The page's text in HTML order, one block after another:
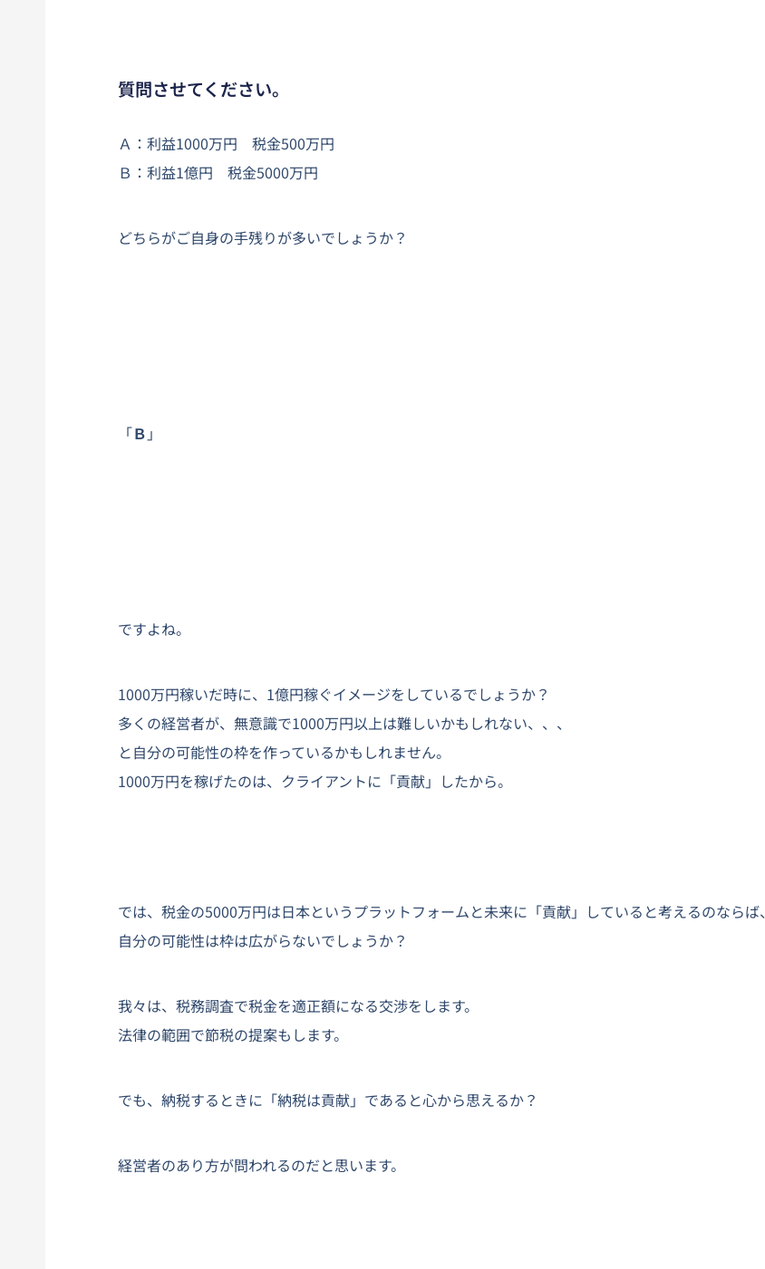
質問させてください。
Ａ：利益1000万円 税金500万円
Ｂ：利益1億円 税金5000万円
どちらがご自身の手残りが多いでしょうか？
「Ｂ 」
ですよね。
1000万円稼いだ時に、1億円稼ぐイメージをしているでしょうか？
多くの経営者が、無意識で1000万円以上は難しいかもしれない、、、
と自分の可能性の枠を作っているかもしれません。
1000万円を稼げたのは、クライアントに「貢献」したから。
では、税金の5000万円は日本というプラットフォームと未来に「貢献」していると考えるのならば、
自分の可能性は枠は広がらないでしょうか？
我々は、税務調査で税金を適正額になる交渉をします。
法律の範囲で節税の提案もします。
でも、納税するときに「納税は貢献」であると心から思えるか？
経営者のあり方が問われるのだと思います。